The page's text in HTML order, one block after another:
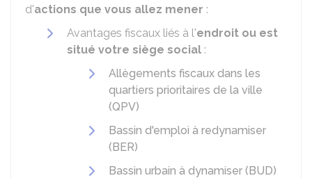
d'actions que vous allez mener :
Avantages fiscaux liés à l'endroit ou est
situé votre siège social :
Allègements fiscaux dans les
quartiers prioritaires de la ville
(QPV)
Bassin d'emploi à redynamiser
(BER)
Bassin urbain à dynamiser (BUD)